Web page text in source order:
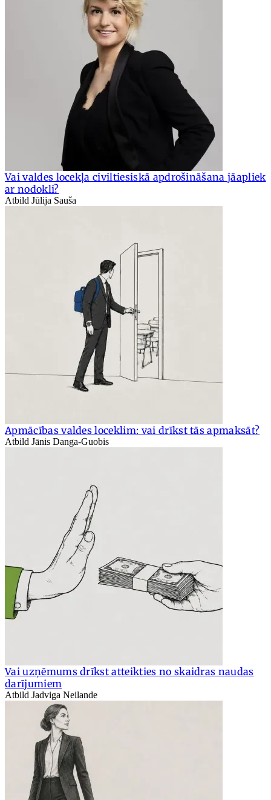
Vai valdes locekļa civiltiesiskā apdrošināšana jāapliek
ar nodokli?
Atbild Jūlija Sauša
Apmācības valdes loceklim: vai drīkst tās apmaksāt?
Atbild Jānis Danga-Guobis
Vai uzņēmums drīkst atteikties no skaidras naudas
darījumiem
Atbild Jadviga Neilande